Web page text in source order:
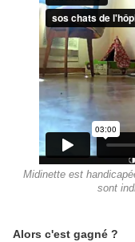
Midinette est
sont
Alors c'est gagné ?